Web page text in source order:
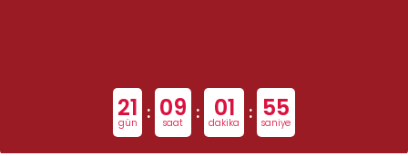
21
gün : 09
saat : 01
dakika : 54
saniye